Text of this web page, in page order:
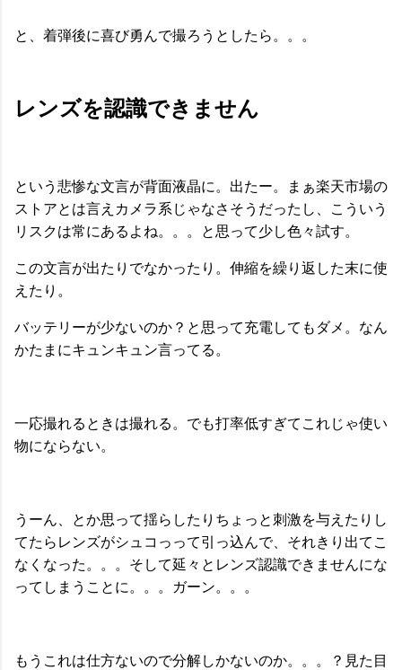
と、着弾後に喜び勇んで撮ろうとしたら。。。
レンズを認識できません
という悲惨な文言が背面液晶に。出たー。まぁ楽天市場の
ストアとは言えカメラ系じゃなさそうだったし、こういう
リスクは常にあるよね。。。と思って少し色々試す。
この文言が出たりでなかったり。伸縮を繰り返した末に使
えたり。
バッテリーが少ないのか？と思って充電してもダメ。なん
かたまにキュンキュン言ってる。
一応撮れるときは撮れる。でも打率低すぎてこれじゃ使い
物にならない。
うーん、とか思って揺らしたりちょっと刺激を与えたりし
てたらレンズがシュコっって引っ込んで、それきり出てこ
なくなった。。。そして延々とレンズ認識できませんにな
ってしまうことに。。。ガーン。。。
もうこれは仕方ないので分解しかないのか。。。？見た目